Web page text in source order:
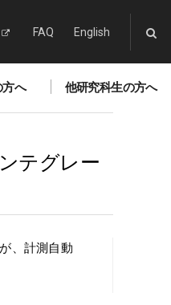
FAQ English
方へ 他研究科生の方へ
テグレー
、計測自動